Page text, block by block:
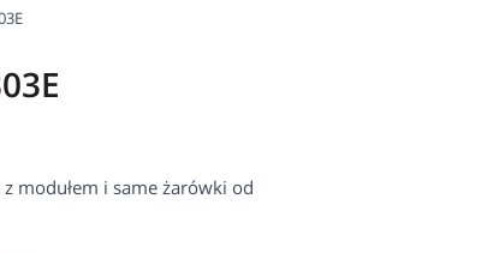
modułem i same żarówki od